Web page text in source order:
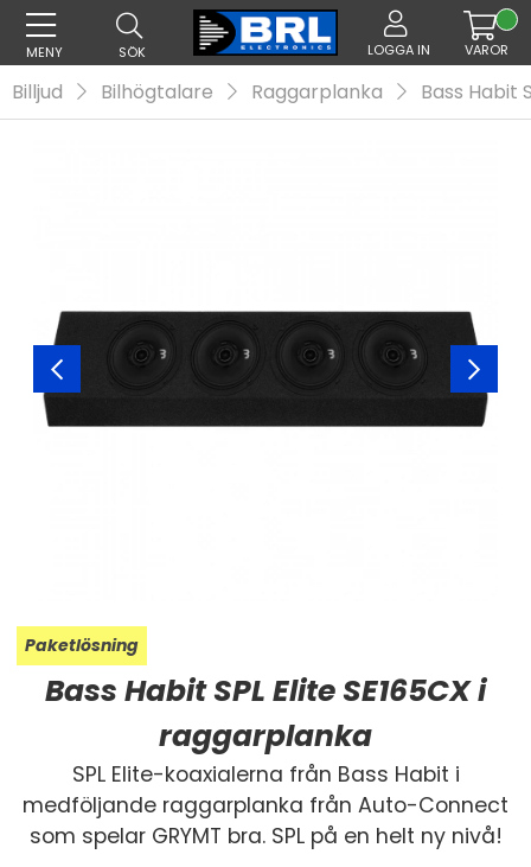
MENY SÖK LOGGA IN VAROR
Billjud Bilhögtalare Raggarplanka Bass Habit
Paketlösning
Bass Habit SPL Elite SE165CX i
raggarplanka
SPL Elite-koaxialerna från Bass Habit i
medföljande raggarplanka från Auto-Connect
som spelar GRYMT bra. SPL på en helt ny nivå!